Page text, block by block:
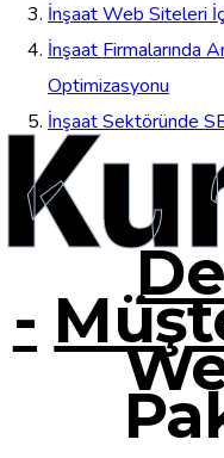
İnşaat Web Siteleri
İnşaat Firmalarında
Optimizasyonu
İnşaat Sektöründe
-